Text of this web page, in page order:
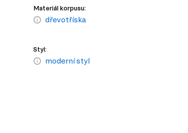
Materiál korpusu:
dřevotříska
Styl:
moderní styl